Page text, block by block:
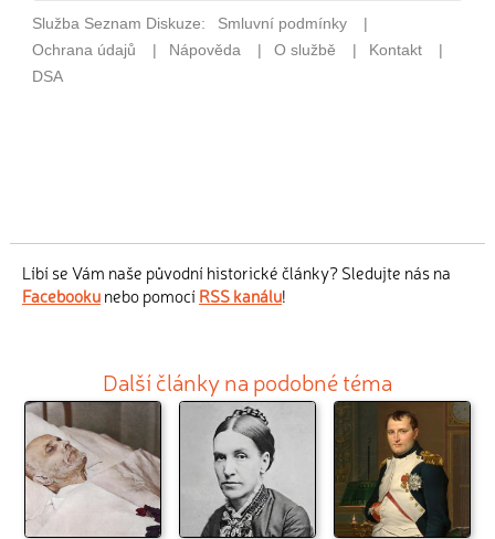
Líbí se Vám naše původní historické články? Sledujte nás na
Facebookunebo pomocí RSS kanálu!
Další články na podobné téma